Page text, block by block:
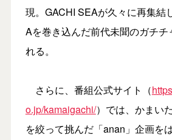
現。GACHI SEAが久々に再集結
Aを巻き込んだ前代未聞のガチチ
れる。
さらに、番組公式サイト（
o.jp/kamaigachi/）では、かまい
を絞って挑んだ「anan」企画を